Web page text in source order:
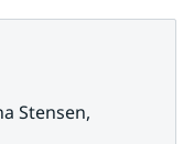
Stensen,